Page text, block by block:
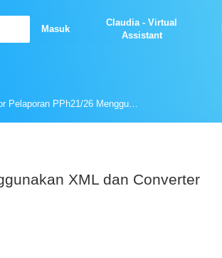
Masuk
Claudia - Virtual
Assistant
Format Impor Pelaporan PPh21/26 Menggunakan XML dan Converter Excel di Coretax
XML dan Converter